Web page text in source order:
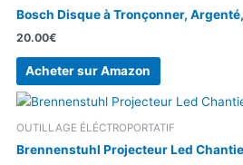
Bosch Disque à Tronçonner,
20.00€
Acheter sur Amazon
OUTILLAGE ÉLÉCTROPORTATIF
Brennenstuhl Projecteur Led